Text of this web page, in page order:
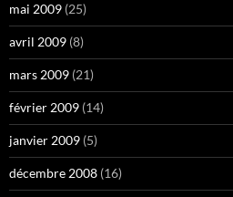
mai 2009 (25)
avril 2009 (8)
mars 2009 (21)
février 2009 (14)
janvier 2009 (5)
décembre 2008 (16)